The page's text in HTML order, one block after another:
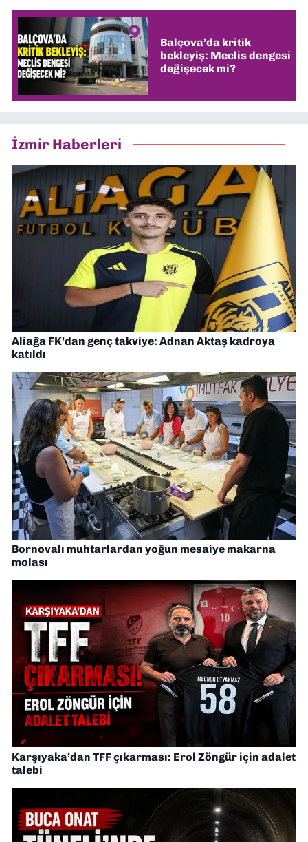
Balçova’da kritik
bekleyiş: Meclis dengesi
değişecek mi?
İzmir Haberleri
Aliağa FK’dan genç takviye: Adnan Aktaş kadroya
katıldı
Bornovalı muhtarlardan yoğun mesaiye makarna
molası
Karşıyaka’dan TFF çıkarması: Erol Zöngür için adalet
talebi